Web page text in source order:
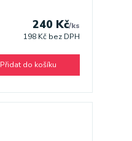
240 Kč/ks
198 Kč bez DPH
Přidat do košíku